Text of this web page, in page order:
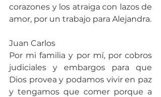
corazones y los atraiga con lazos de
amor, por un trabajo para Alejandra.
Juan Carlos
Por mi familia y por mí, por cobros
judiciales y embargos para que
Dios provea y podamos vivir en paz
y tengamos que comer porque a